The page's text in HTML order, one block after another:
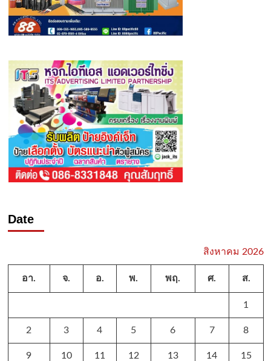
Date
สิงหาคม 2026
อา. จ. อ. พ. พฤ. ศ. ส.
1
2 3 4 5 6 7 8
9 10 11 12 13 14 15